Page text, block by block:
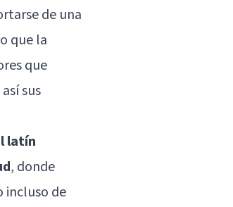
de una
que la
que
sus
latín
, donde
incluso de